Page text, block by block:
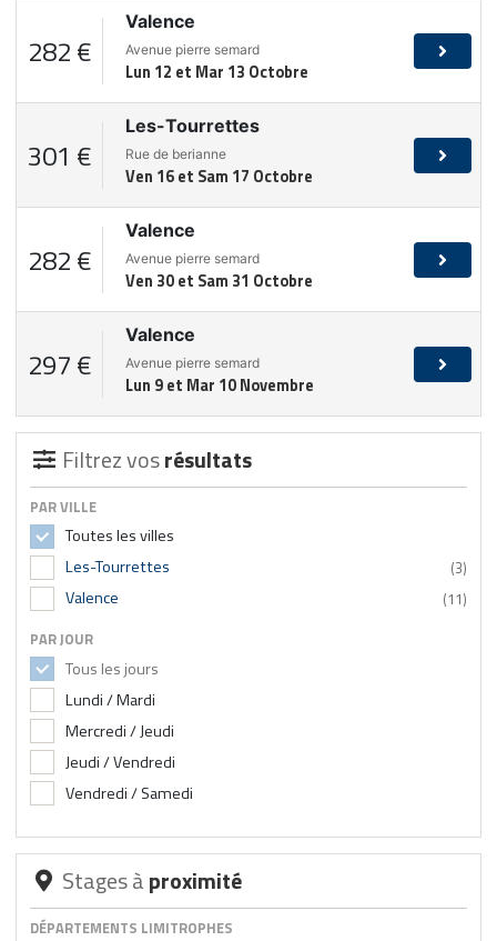
282 €
Valence
Avenue pierre semard
Lun 12 et Mar 13 Octobre
301 €
Les-Tourrettes
Rue de berianne
Ven 16 et Sam 17 Octobre
282 €
Valence
Avenue pierre semard
Ven 30 et Sam 31 Octobre
297 €
Valence
Avenue pierre semard
Lun 9 et Mar 10 Novembre
Filtrez vosrésultats
PAR VILLE
Toutes les villes
Les-Tourrettes
(3)
Valence (11)
PAR JOUR
Tous les jours
Lundi / Mardi
Mercredi / Jeudi
Jeudi / Vendredi
Vendredi / Samedi
Stages àproximité
DÉPARTEMENTS LIMITROPHES